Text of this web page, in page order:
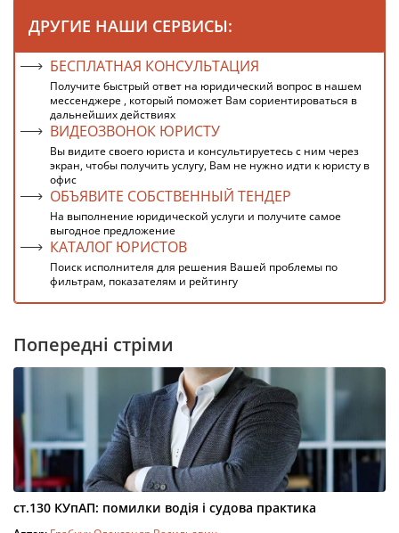
ДРУГИЕ НАШИ СЕРВИСЫ:
БЕСПЛАТНАЯ КОНСУЛЬТАЦИЯ
Получите быстрый ответ на юридический вопрос в нашем
мессенджере , который поможет Вам сориентироваться в
дальнейших действиях
ВИДЕОЗВОНОК ЮРИСТУ
Вы видите своего юриста и консультируетесь с ним через
экран, чтобы получить услугу, Вам не нужно идти к юристу в
офис
ОБЪЯВИТЕ СОБСТВЕННЫЙ ТЕНДЕР
На выполнение юридической услуги и получите самое
выгодное предложение
КАТАЛОГ ЮРИСТОВ
Поиск исполнителя для решения Вашей проблемы по
фильтрам, показателям и рейтингу
Попередні стріми
ст.130 КУпАП: помилки водія і судова практика